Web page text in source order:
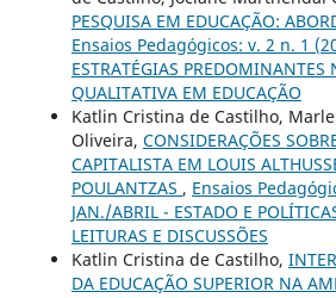
PESQUISA EM EDUCAÇÃO:
Ensaios Pedagógicos: v. 2 n. 1
ESTRATÉGIAS PREDOMINANTES
QUALITATIVA EM EDUCAÇÃO
Katlin Cristina de Castilho,
Oliveira, CONSIDERAÇÕES
CAPITALISTA EM LOUIS
POULANTZAS , Ensaios
JAN./ABRIL - ESTADO E
LEITURAS E DISCUSSÕES
Katlin Cristina de Castilho,
DA EDUCAÇÃO SUPERIOR NA